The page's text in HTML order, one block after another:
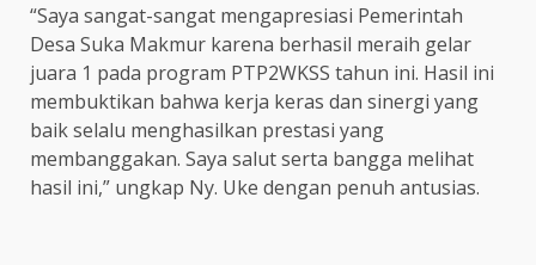
“Saya sangat-sangat mengapresiasi Pemerintah
Desa Suka Makmur karena berhasil meraih gelar
juara 1 pada program PTP2WKSS tahun ini. Hasil ini
membuktikan bahwa kerja keras dan sinergi yang
baik selalu menghasilkan prestasi yang
membanggakan. Saya salut serta bangga melihat
hasil ini,” ungkap Ny. Uke dengan penuh antusias.